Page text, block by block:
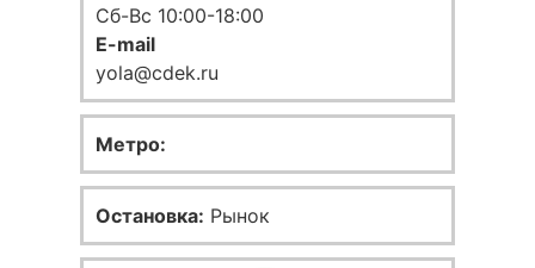
Сб-Вс 10:00-18:00
E-mail
yola@cdek.ru
Метро:
Остановка: Рынок